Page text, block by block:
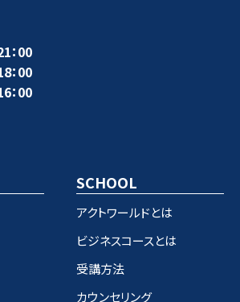
：00
：00
：00
SCHOOL
アクトワールドとは
ビジネスコースとは
受講方法
カウンセリング